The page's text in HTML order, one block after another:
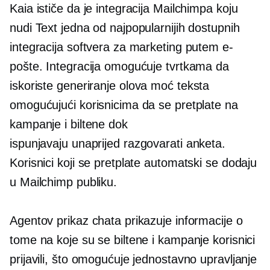
Kaia ističe da je integracija Mailchimpa koju
nudi Text jedna od najpopularnijih dostupnih
integracija softvera za marketing putem e-
pošte. Integracija omogućuje tvrtkama da
iskoristegeneriranje olova moć teksta
omogućujući korisnicima da se pretplate na
kampanje i biltene dok
ispunjavaju unaprijed razgovaratianketa.
Korisnici koji se pretplate automatski se dodaju
u Mailchimp publiku.
Agentov prikaz chata prikazuje informacije o
tome na koje su se biltene i kampanje korisnici
prijavili, što omogućuje jednostavno upravljanje